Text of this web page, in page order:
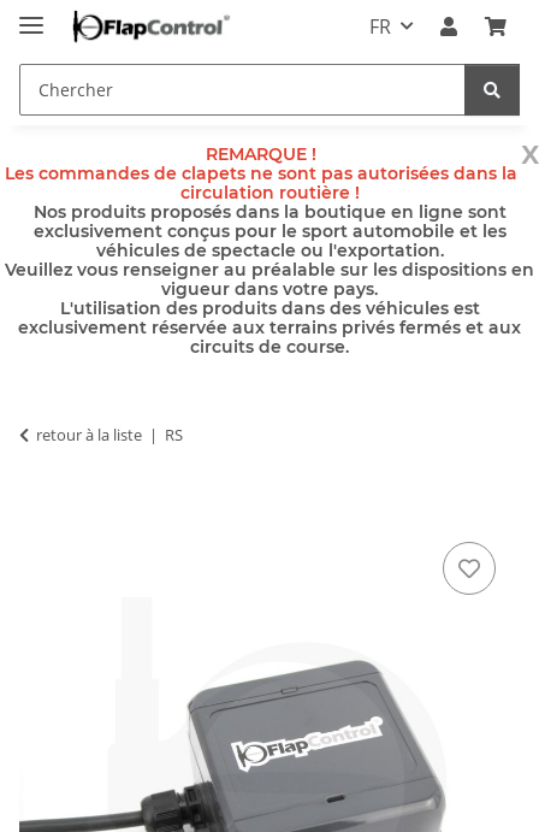
FR
x
REMARQUE !
Les commandes de clapets ne sont pas autorisées dans la
circulation routière !
Nos produits proposés dans la boutique en ligne sont
exclusivement conçus pour le sport automobile et les
véhicules de spectacle ou l'exportation.
Veuillez vous renseigner au préalable sur les dispositions en
vigueur dans votre pays.
L'utilisation des produits dans des véhicules est
exclusivement réservée aux terrains privés fermés et aux
circuits de course.
retour à la liste RS